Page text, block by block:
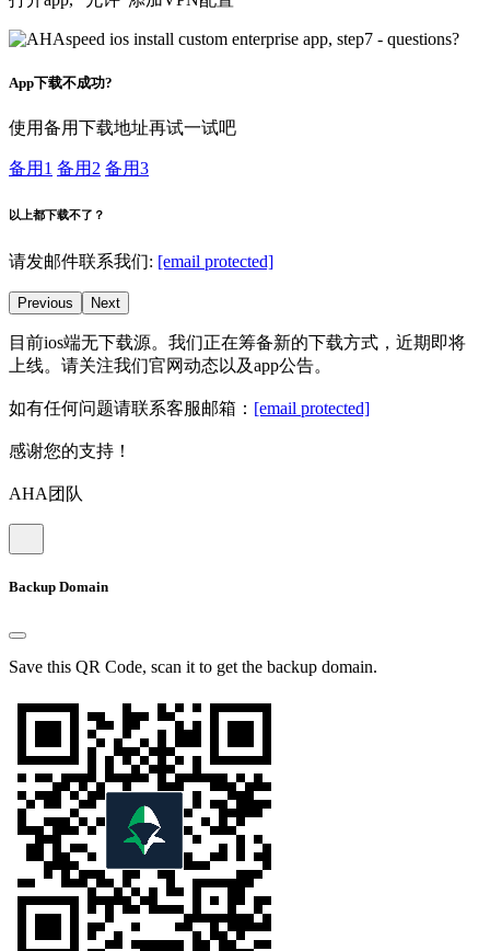
App下载不成功?
使用备用下载地址再试一试吧
备用1 备用2 备用3
以上都下载不了？
请发邮件联系我们: [email protected]
Previous Next
目前ios端无下载源。我们正在筹备新的下载方式，近期即将
上线。请关注我们官网动态以及app公告。
如有任何问题请联系客服邮箱： [email protected]
感谢您的支持！
AHA团队
Backup Domain
Save this QR Code, scan it to get the backup domain.